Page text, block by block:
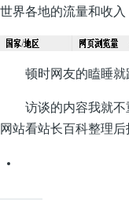
世界各地的流量和收入
顿时网友的瞌睡就
访谈的内容我就不
网站看站长百科整理后